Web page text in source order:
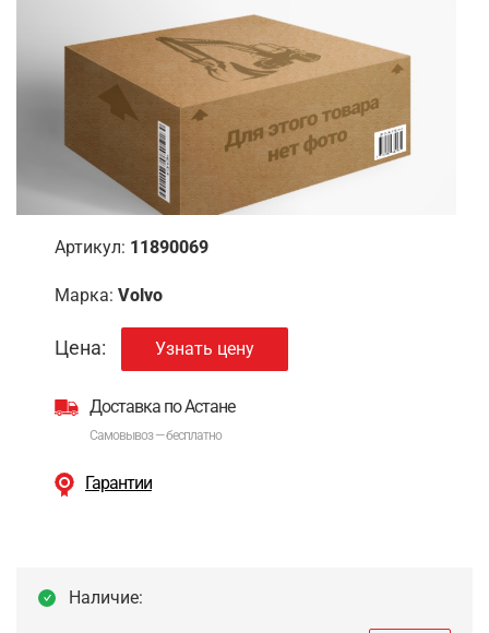
Артикул: 11890069
Марка: Volvo
Цена: Узнать цену
Доставка по Астане
Самовывоз — бесплатно
Гарантии
Наличие: